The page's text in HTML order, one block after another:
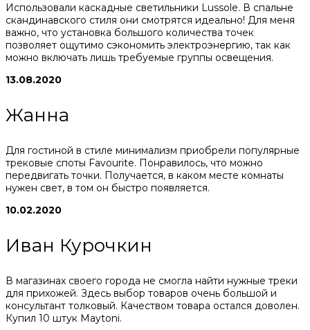
Использовали каскадные светильники Lussole. В спальне
скандинавского стиля они смотрятся идеально! Для меня
важно, что установка большого количества точек
позволяет ощутимо сэкономить электроэнергию, так как
можно включать лишь требуемые группы освещения.
13.08.2020
Жанна
Для гостиной в стиле минимализм приобрели популярные
трековые споты Favourite. Понравилось, что можно
передвигать точки. Получается, в каком месте комнаты
нужен свет, в том он быстро появляется.
10.02.2020
Иван Курочкин
В магазинах своего города не смогла найти нужные треки
для прихожей. Здесь выбор товаров очень большой и
консультант толковый. Качеством товара остался доволен.
Купил 10 штук Maytoni.